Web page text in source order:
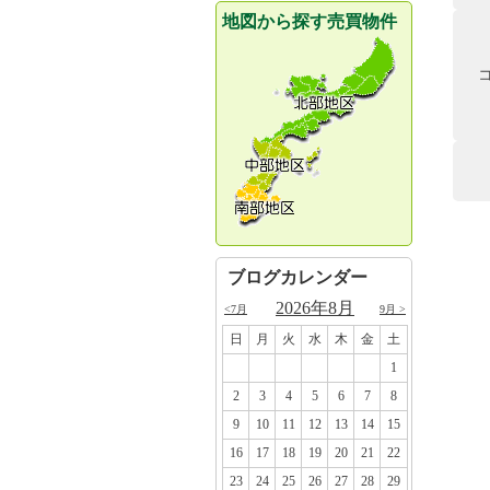
地図から探す売買物件
ブログカレンダー
<7月 2026年8月 9月 >
日 月 火 水 木 金 土
1
2
3 4 5 6 7
8
9
10 11 12 13 14
15
16
17 18 19 20 21
22
23
24 25 26 27 28 29